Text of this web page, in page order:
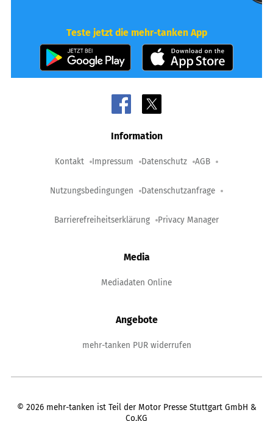
Teste jetzt die mehr-tanken App
Information
Kontakt Impressum Datenschutz AGB
Nutzungsbedingungen Datenschutzanfrage
Barrierefreiheitserklärung Privacy Manager
Media
Mediadaten Online
Angebote
mehr-tanken PUR widerrufen
© 2026 mehr-tanken ist Teil der Motor Presse Stuttgart GmbH &
Co.KG